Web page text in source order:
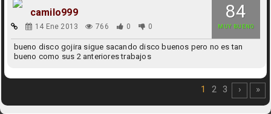
84
MUY BUENO
camilo999
14 Ene 2013 766 0 0
bueno disco gojira sigue sacando disco buenos pero no es tan
bueno como sus 2 anteriores trabajos
1 2 3 › »